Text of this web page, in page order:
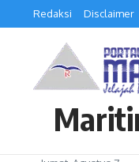
Lewati ke konten
Redaksi Disclaimer